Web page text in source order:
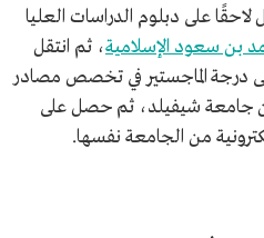
من جامعة الملك سعود.
والثقافة في مجلس الشورى.
الأمم المتحدة لمكافحة الجريمة
الهيئة العربية للبث الفضائي والإعلام
على دبلوم الدراسات العليا
بن سعود الإسلامية، ثم انتقل
درجة الماجستير في تخصص مصادر
من جامعة شيفيلد، ثم حصل على
من الجامعة نفسها.